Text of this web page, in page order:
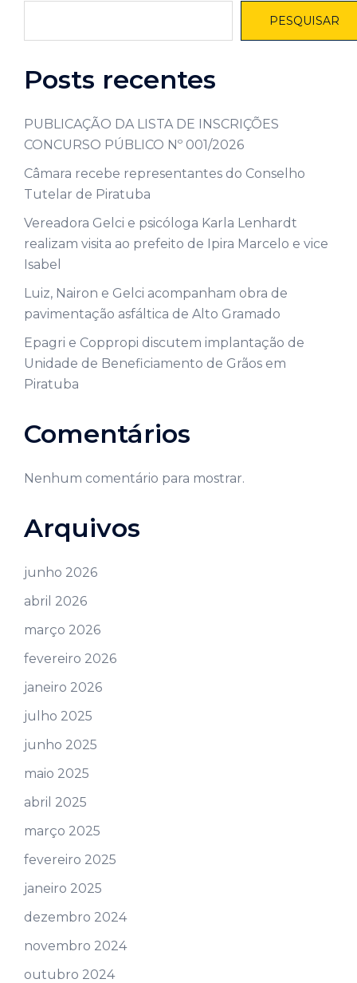
PESQUISAR
Posts recentes
PUBLICAÇÃO DA LISTA DE INSCRIÇÕES
CONCURSO PÚBLICO Nº 001/2026
Câmara recebe representantes do Conselho
Tutelar de Piratuba
Vereadora Gelci e psicóloga Karla Lenhardt
realizam visita ao prefeito de Ipira Marcelo e vice
Isabel
Luiz, Nairon e Gelci acompanham obra de
pavimentação asfáltica de Alto Gramado
Epagri e Coppropi discutem implantação de
Unidade de Beneficiamento de Grãos em
Piratuba
Comentários
Nenhum comentário para mostrar.
Arquivos
junho 2026
abril 2026
março 2026
fevereiro 2026
janeiro 2026
julho 2025
junho 2025
maio 2025
abril 2025
março 2025
fevereiro 2025
janeiro 2025
dezembro 2024
novembro 2024
outubro 2024